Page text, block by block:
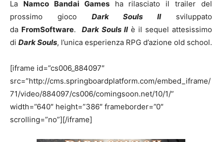
La Namco Bandai Gamesha rilasciato il trailer del
prossimo gioco Dark Souls IIsviluppato
da FromSoftware. Dark Souls II è il sequel attesissimo
di Dark Souls, l’unica esperienza RPG d’azione old school.
[iframe id=”cs006_884097″
src=”http://cms.springboardplatform.com/embed_iframe/
71/video/884097/cs006/comingsoon.net/10/1/”
width=”640″ height=”386″ frameborder=”0″
scrolling=”no”][/iframe]